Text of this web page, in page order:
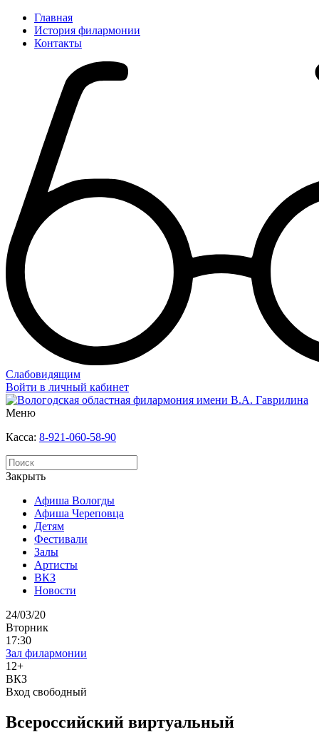
Главная
История филармонии
Контакты
Слабовидящим
Войти в личный кабинет
Меню
Касса: 8-921-060-58-90
Закрыть
Афиша Вологды
Афиша Череповца
Детям
Фестивали
Залы
Артисты
ВКЗ
Новости
24/03/20
Вторник
17:30
Зал филармонии
12+
ВКЗ
Вход свободный
Всероссийский виртуальный